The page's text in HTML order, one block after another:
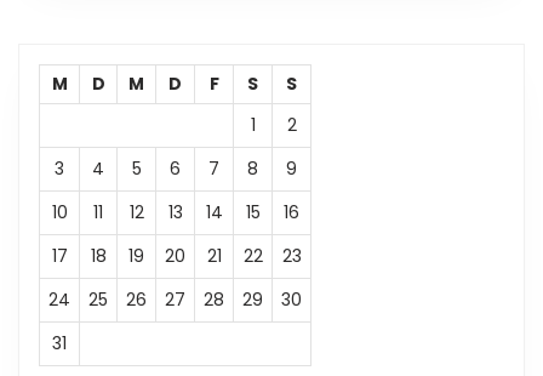
M D M D F S
S
1
2
3
4 5 6 7 8
9
10
11 12 13 14 15
16
17
18 19 20 21 22
23
24
25 26 27 28 29
30
31